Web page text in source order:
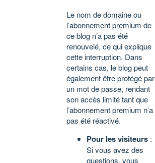
Le nom de domaine ou
l’abonnement premium de
ce blog n’a pas été
renouvelé, ce qui explique
cette interruption. Dans
certains cas, le blog peut
également être protégé par
un mot de passe, rendant
son accès limité tant que
l’abonnement premium n’a
pas été réactivé.
Pour les visiteurs :
Si vous avez des
questions, vous